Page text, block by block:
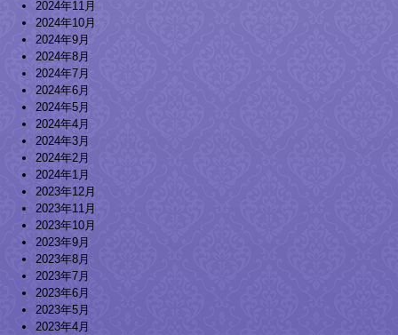
2024年11月
2024年10月
2024年9月
2024年8月
2024年7月
2024年6月
2024年5月
2024年4月
2024年3月
2024年2月
2024年1月
2023年12月
2023年11月
2023年10月
2023年9月
2023年8月
2023年7月
2023年6月
2023年5月
2023年4月